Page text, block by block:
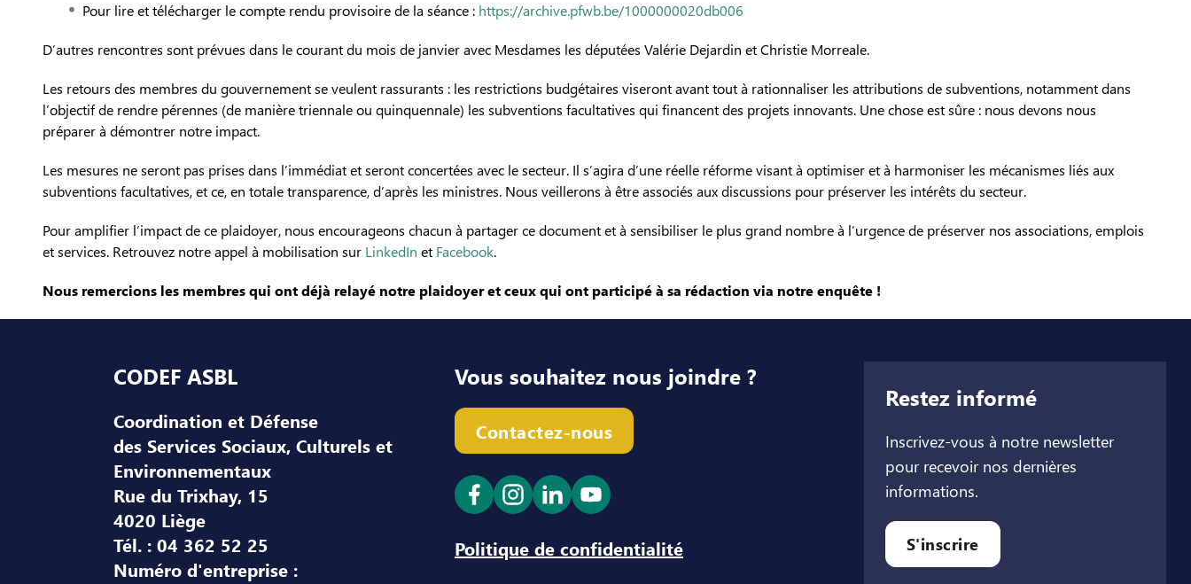
Pour lire et télécharger le compte rendu provisoire de la séance : https://archive.pfwb.be/1000000020db006
D’autres rencontres sont prévues dans le courant du mois de janvier avec Mesdames les députées Valérie Dejardin et Christie Morreale.
Les retours des membres du gouvernement se veulent rassurants : les restrictions budgétaires viseront avant tout à rationnaliser les attributions de subventions, notamment dans
l’objectif de rendre pérennes (de manière triennale ou quinquennale) les subventions facultatives qui financent des projets innovants. Une chose est sûre : nous devons nous
préparer à démontrer notre impact.
Les mesures ne seront pas prises dans l’immédiat et seront concertées avec le secteur. Il s’agira d’une réelle réforme visant à optimiser et à harmoniser les mécanismes liés aux
subventions facultatives, et ce, en totale transparence, d’après les ministres. Nous veillerons à être associés aux discussions pour préserver les intérêts du secteur.
Pour amplifier l’impact de ce plaidoyer, nous encourageons chacun à partager ce document et à sensibiliser le plus grand nombre à l’urgence de préserver nos associations, emplois
et services. Retrouvez notre appel à mobilisation sur LinkedIn et Facebook.
Nous remercions les membres qui ont déjà relayé notre plaidoyer et ceux qui ont participé à sa rédaction via notre enquête !
Pied de page
CODEF ASBL
Coordination et Défense
des Services Sociaux, Culturels et
Environnementaux
Rue du Trixhay, 15
4020 Liège
Tél. : 04 362 52 25
Numéro d'entreprise :
Vous souhaitez nous joindre ?
Contactez-nous
Ouvrir le lien dans un nouvel onglet
Ouvrir le lien dans un nouvel onglet
Ouvrir le lien dans un nouvel onglet
Ouvrir le lien dans un nouvel onglet
Politique de confidentialité
Restez informé
Inscrivez-vous à notre newsletter
pour recevoir nos dernières
informations.
S'inscrire